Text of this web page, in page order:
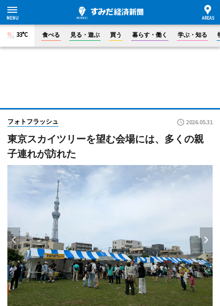
33°C 食べる 見る・遊ぶ 買う 暮らす・働く 学ぶ・知る
フォトフラッシュ 2026.05.31
東京スカイツリーを望む会場には、多くの親
子連れが訪れた